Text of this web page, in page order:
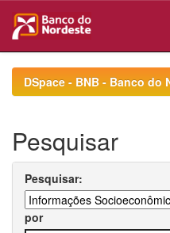
navigationDSpace - BNB - Banco do
Pesquisar
Pesquisar:
por